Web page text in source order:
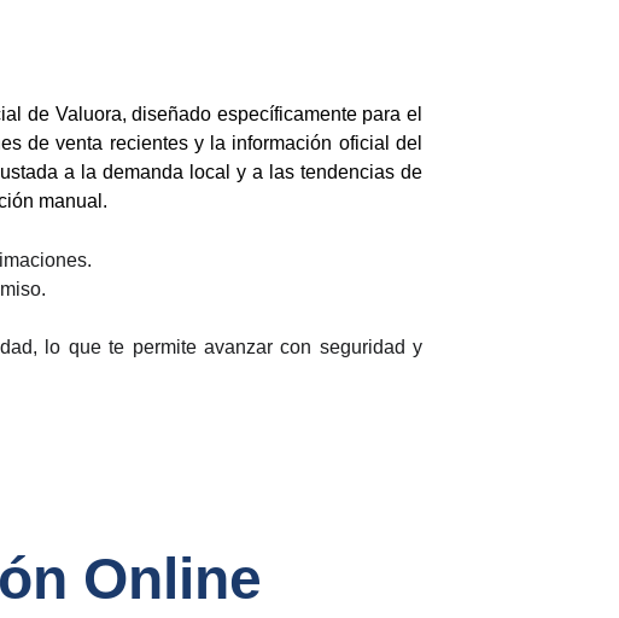
de Valuora, diseñado específicamente para el
de venta recientes y la información oficial del
a la demanda local y a las tendencias de
manual.
lo que te permite avanzar con seguridad y
Online